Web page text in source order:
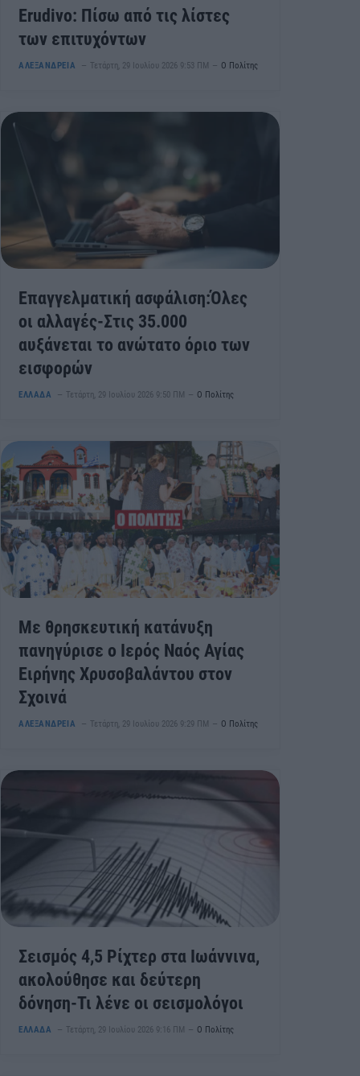
Erudivo: Πίσω από τις λίστες
των επιτυχόντων
ΑΛΕΞΑΝΔΡΕΙΑ Τετάρτη, 29 Ιουλίου 2026 9:53 ΠΜ Ο Πολίτης
Επαγγελματική ασφάλιση:Όλες
οι αλλαγές-Στις 35.000
αυξάνεται το ανώτατο όριο των
εισφορών
ΕΛΛΑΔΑ Τετάρτη, 29 Ιουλίου 2026 9:50 ΠΜ Ο Πολίτης
Με θρησκευτική κατάνυξη
πανηγύρισε ο Ιερός Ναός Αγίας
Ειρήνης Χρυσοβαλάντου στον
Σχοινά
ΑΛΕΞΑΝΔΡΕΙΑ Τετάρτη, 29 Ιουλίου 2026 9:29 ΠΜ Ο Πολίτης
Σεισμός 4,5 Ρίχτερ στα Ιωάννινα,
ακολούθησε και δεύτερη
δόνηση-Τι λένε οι σεισμολόγοι
ΕΛΛΑΔΑ Τετάρτη, 29 Ιουλίου 2026 9:16 ΠΜ Ο Πολίτης